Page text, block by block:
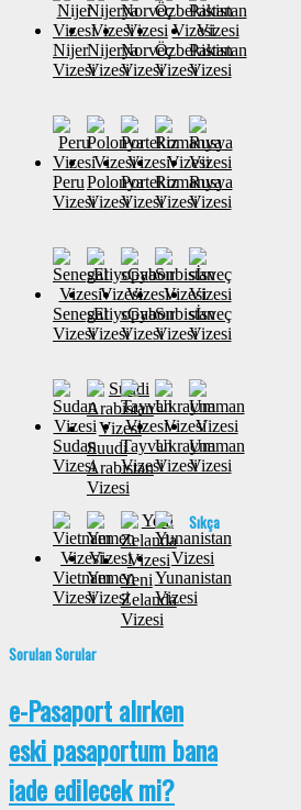
Nijer
Vizesi
Nijerya
Vizesi
Norveç
Vizesi
Özbekistan
Vizesi
Pakistan
Vizesi
Peru
Vizesi
Polonya
Vizesi
Portekiz
Vizesi
Romanya
Vizesi
Rusya
Vizesi
Senegal
Vizesi
sEtiyopya
Vizesi
sGabon
Vizesi
Sırbistan
Vizesi
sİsveç
Vizesi
Sudan
Vizesi
Suudi
Arabistan
Vizesi
Tayvan
Vizesi
Ukrayna
Vizesi
Umman
Vizesi
Vietnam
Vizesi
Yemen
Vizesi
Yeni
Zelanda
Vizesi
Yunanistan
Vizesi
Sıkça
Sorulan Sorular
e-Pasaport alırken
eski pasaportum bana
iade edilecek mi?